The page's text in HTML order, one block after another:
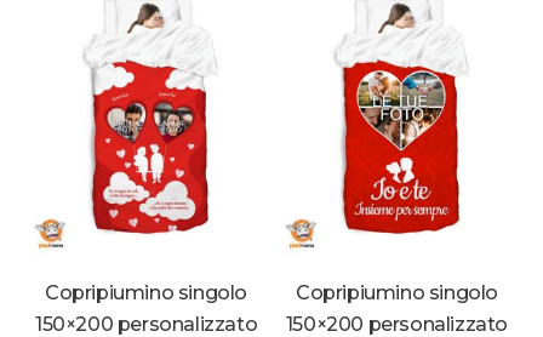
Copripiumino singolo
150×200 personalizzato
Copripiumino singolo
150×200 personalizzato